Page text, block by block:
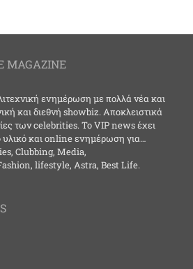
MAGAZINE
ενημέρωση με πολλά νέα και
και διεθνή showbiz. Αποκλειστικά
των celebrities. Το VIP news έχει
και online ενημέρωση για…
Clubbing, Media,
lifestyle, Astra, Best Life.